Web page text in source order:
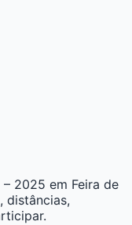
2025 em Feira de
distâncias,